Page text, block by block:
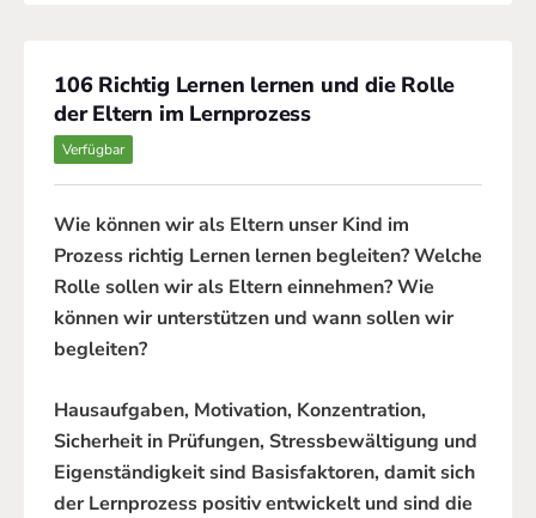
106 Richtig Lernen lernen und die Rolle
der Eltern im Lernprozess
Verfügbar
Wie können wir als Eltern unser Kind im
Prozess richtig Lernen lernen begleiten? Welche
Rolle sollen wir als Eltern einnehmen? Wie
können wir unterstützen und wann sollen wir
begleiten?
Hausaufgaben, Motivation, Konzentration,
Sicherheit in Prüfungen, Stressbewältigung und
Eigenständigkeit sind Basisfaktoren, damit sich
der Lernprozess positiv entwickelt und sind die